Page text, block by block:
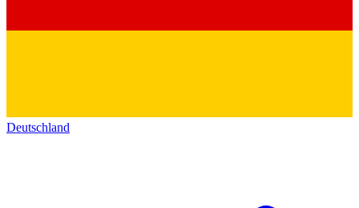
Deutschland